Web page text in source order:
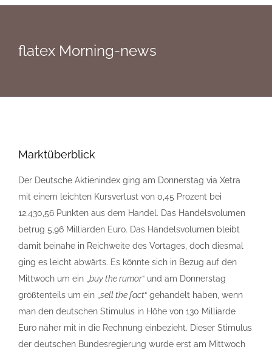
flatex Morning-news
Marktüberblick
Der Deutsche Aktienindex ging am Donnerstag via Xetra
mit einem leichten Kursverlust von 0,45 Prozent bei
12.430,56 Punkten aus dem Handel. Das Handelsvolumen
betrug 5,96 Milliarden Euro. Das Handelsvolumen bleibt
damit beinahe in Reichweite des Vortages, doch diesmal
ging es leicht abwärts. Es könnte sich in Bezug auf den
Mittwoch um ein „ buy the rumor“ und am Donnerstag
größtenteils um ein „ sell the fact“ gehandelt haben, wenn
man den deutschen Stimulus in Höhe von 130 Milliarde
Euro näher mit in die Rechnung einbezieht. Dieser Stimulus
der deutschen Bundesregierung wurde erst am Mittwoch